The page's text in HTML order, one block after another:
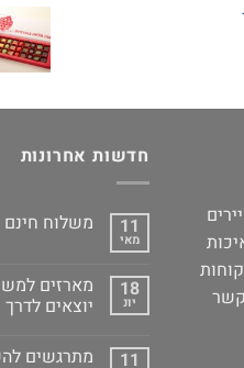
קשר
חדשות אחרונות
11
מאי
משלוח חינם
18
יונ
מארזים
יוצאים לדרך
11 מתרגשים